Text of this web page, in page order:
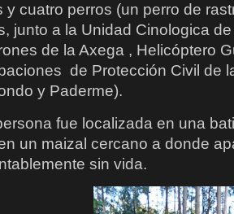
y cuatro perros (un perro de
junto a la Unidad Cinologica
de la Axega , Helicóptero
de Protección Civil de
y Paderme).
fue localizada en una
un maizal cercano a donde
sin vida.